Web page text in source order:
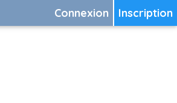
Inscription
Connexion